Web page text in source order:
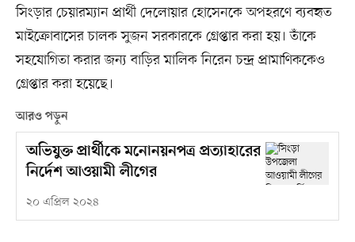
সিংড়ার চেয়ারম্যান প্রার্থী দেলোয়ার হোসেনকে অপহরণে ব্যবহৃত
মাইক্রোবাসের চালক সুজন সরকারকে গ্রেপ্তার করা হয়। তাঁকে
সহযোগিতা করার জন্য বাড়ির মালিক নিরেন চন্দ্র প্রামাণিককেও
গ্রেপ্তার করা হয়েছে।
আরও পড়ুন
অভিযুক্ত প্রার্থীকে মনোনয়নপত্র প্রত্যাহারের
নির্দেশ আওয়ামী লীগের
২০ এপ্রিল ২০২৪